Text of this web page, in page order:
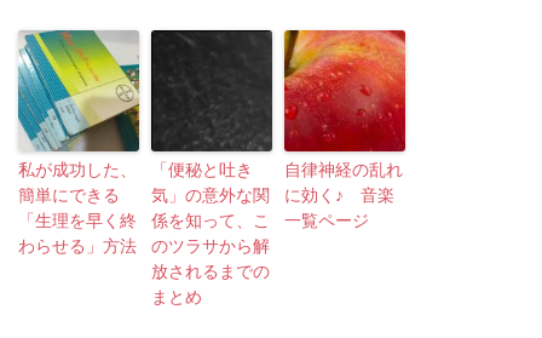
私が成功した、
簡単にできる
「生理を早く終
わらせる」方法
「便秘と吐き
気」の意外な関
係を知って、こ
のツラサから解
放されるまでの
まとめ
自律神経の乱れ
に効く♪ 音楽
一覧ページ